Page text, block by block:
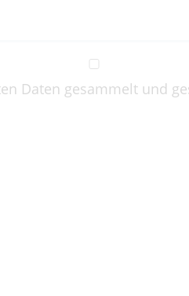
Daten gesammelt und